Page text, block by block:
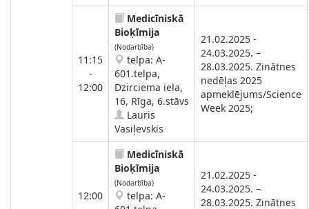
11:15
-
12:00
Medicīniskā
Bioķīmija
(Nodarbība)
telpa: A-
601.telpa,
Dzirciema iela,
16, Rīga, 6.stāvs
Lauris
Vasiļevskis
21.02.2025 -
24.03.2025. –
28.03.2025. Zinātnes
nedēļas 2025
apmeklējums/Science
Week 2025;
12:00
Medicīniskā
Bioķīmija
(Nodarbība)
telpa: A-
21.02.2025 -
24.03.2025. –
28.03.2025. Zinātnes